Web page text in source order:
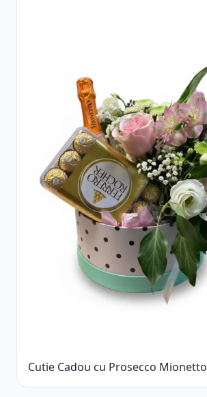
Cutie Cadou cu Prosecco Mionetto
Ferrero Rocher și Flori Pastelate